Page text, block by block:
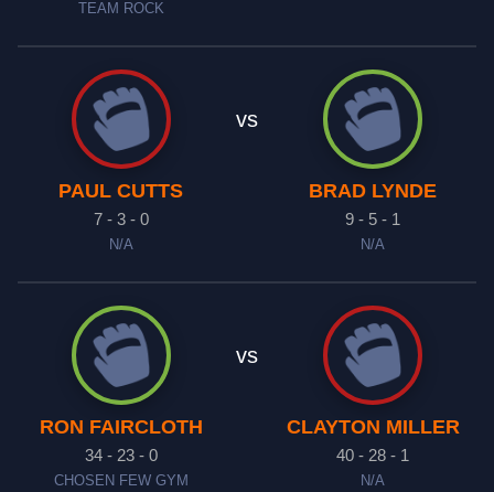
TEAM ROCK
PAUL CUTTS
7 - 3 - 0
N/A
vs
BRAD LYNDE
9 - 5 - 1
N/A
RON FAIRCLOTH
34 - 23 - 0
CHOSEN FEW GYM
vs
CLAYTON MILLER
40 - 28 - 1
N/A